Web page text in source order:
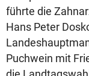
führte die
Hans Peter
Puchwein mit